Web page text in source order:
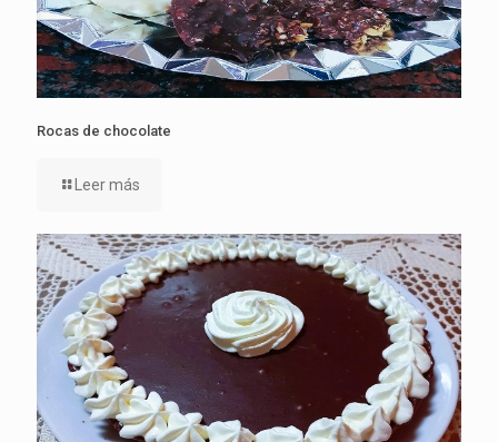
Rocas de chocolate
Leer más